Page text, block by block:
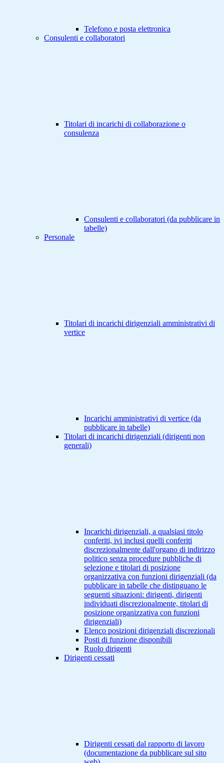
Telefono e posta elettronica
Consulenti e collaboratori
Titolari di incarichi di collaborazione o
consulenza
Consulenti e collaboratori (da pubblicare in
tabelle)
Personale
Titolari di incarichi dirigenziali amministrativi di
vertice
Incarichi amministrativi di vertice (da
pubblicare in tabelle)
Titolari di incarichi dirigenziali (dirigenti non
generali)
Incarichi dirigenziali, a qualsiasi titolo
conferiti, ivi inclusi quelli conferiti
discrezionalmente dall'organo di indirizzo
politico senza procedure pubbliche di
selezione e titolari di posizione
organizzativa con funzioni dirigenziali (da
pubblicare in tabelle che distinguano le
seguenti situazioni: dirigenti, dirigenti
individuati discrezionalmente, titolari di
posizione organizzativa con funzioni
dirigenziali)
Elenco posizioni dirigenziali discrezionali
Posti di funzione disponibili
Ruolo dirigenti
Dirigenti cessati
Dirigenti cessati dal rapporto di lavoro
(documentazione da pubblicare sul sito